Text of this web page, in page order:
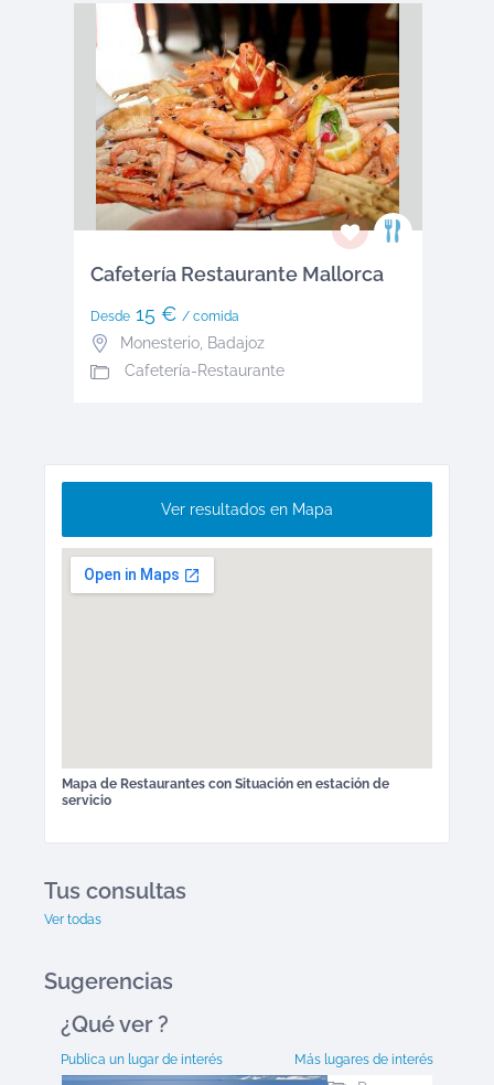
Cafetería Restaurante Mallorca
Desde15 € / comida
Monesterio, Badajoz
Cafetería-Restaurante
Ver resultados en Mapa
Mapa de Restaurantes con Situación en estación de
servicio
Tus consultas
Ver todas
Sugerencias
¿Qué ver ?
Publica un lugar de interés Más lugares de interés